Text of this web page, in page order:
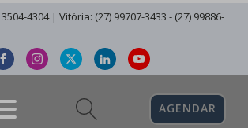
4304 | Vitória: (27) 99707-3433 - (27) 99886-
AGENDAR